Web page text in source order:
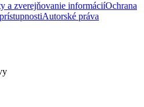
a zverejňovanie informáciíOchrana
Autorské práva